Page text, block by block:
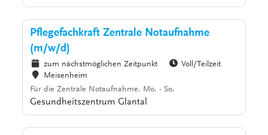
Pflegefachkraft Zentrale Notaufnahme
(m/w/d)
zum nächstmöglichen Zeitpunkt
Voll/Teilzeit
Meisenheim
Für die Zentrale Notaufnahme. Mo. - So.
Gesundheitszentrum Glantal